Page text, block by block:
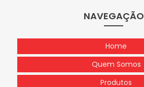
NAVEGAÇÃO
Home
Quem Somos
Produtos